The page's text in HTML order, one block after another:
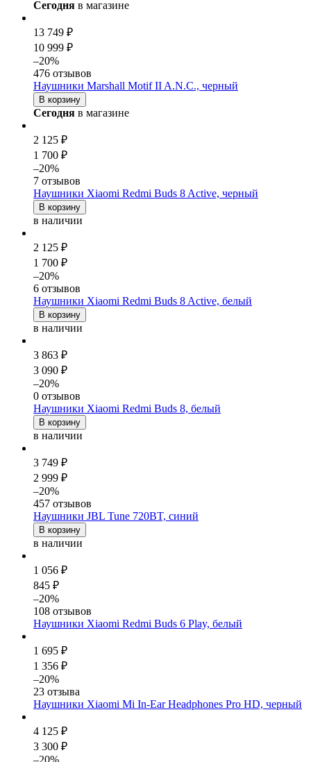
Сегодня в магазине
13 749 ₽
10 999 ₽
–20%
476 отзывов
Наушники Marshall Motif II A.N.C., черный
В корзину
Сегодня в магазине
2 125 ₽
1 700 ₽
–20%
7 отзывов
Наушники Xiaomi Redmi Buds 8 Active, черный
В корзину
в наличии
2 125 ₽
1 700 ₽
–20%
6 отзывов
Наушники Xiaomi Redmi Buds 8 Active, белый
В корзину
в наличии
3 863 ₽
3 090 ₽
–20%
0 отзывов
Наушники Xiaomi Redmi Buds 8, белый
В корзину
в наличии
3 749 ₽
2 999 ₽
–20%
457 отзывов
Наушники JBL Tune 720BT, синий
В корзину
в наличии
1 056 ₽
845 ₽
–20%
108 отзывов
Наушники Xiaomi Redmi Buds 6 Play, белый
1 695 ₽
1 356 ₽
–20%
23 отзыва
Наушники Xiaomi Mi In-Ear Headphones Pro HD, черный
4 125 ₽
3 300 ₽
–20%